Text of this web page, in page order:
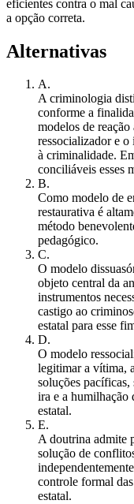
eficientes contra o mal
a opção correta.
Alternativas
A.
A criminologia
conforme a
modelos de
ressocializador e
à criminalidade.
conciliáveis esses
B.
Como modelo de
restaurativa é
método
pedagógico.
C.
O modelo
objeto central da
instrumentos
castigo ao
estatal para esse
D.
O modelo
legitimar a vítima,
soluções pacíficas,
ira e a
estatal.
E.
A doutrina admite
solução de
controle formal
estatal.